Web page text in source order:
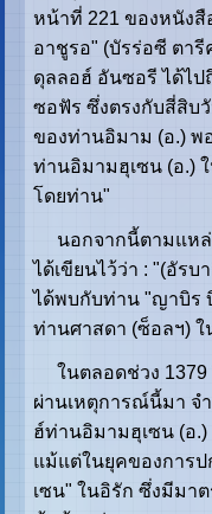
หน้าที่ 221 ของหนังสื
อาชูรอ" (บัรร่อซี ตา
ดุลลอฮ์ อันซอรี ได้ไป
ซอฟัร ซึ่งตรงกับสี่สิบ
ของท่านอิมาม (อ.) พ
ท่านอิมามฮุเซน (อ.)
โดยท่าน"
นอกจากนี้ตามแหล่
ได้เขียนไว้ว่า : "(อัร
ได้พบกับท่าน "ญาบิร
ท่านศาสดา (ซ็อลฯ) ใ
ในตลอดช่วง 1379
ผ่านเหตุการณ์นี้มา จ
ฮ์ท่านอิมามฮุเซน (อ
แม้แต่ในยุคของการป
เซน" ในอิรัก ซึ่งมีมา